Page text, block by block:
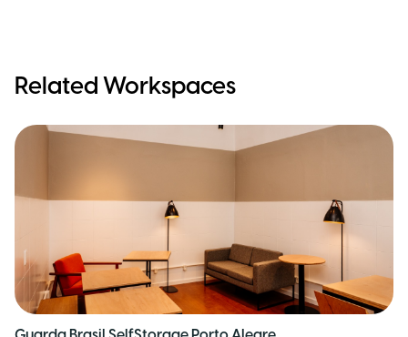
Related Workspaces